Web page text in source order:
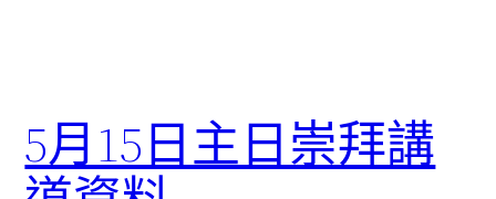
5月15日主日崇拜講